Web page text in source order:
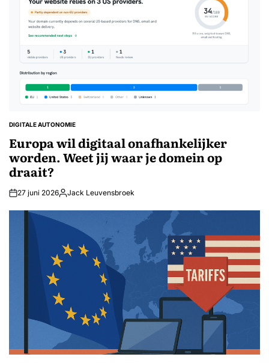
GEPLAATST
DIGITALE AUTONOMIE
Europa wil digitaal onafhankelijker
worden. Weet jij waar je domein op
draait?
27 juni 2026Geplaatst
Jack Leuvensbroek